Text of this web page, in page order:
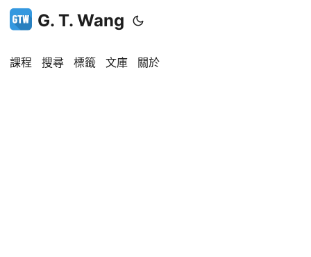
G. T. Wang
課程 搜尋 標籤 文庫 關於